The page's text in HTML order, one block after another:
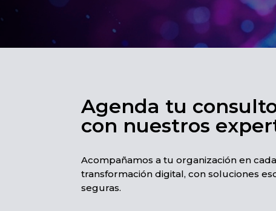
Agenda tu
con nuestros
Acompañamos a tu organización en
transformación digital, con soluciones
seguras.​